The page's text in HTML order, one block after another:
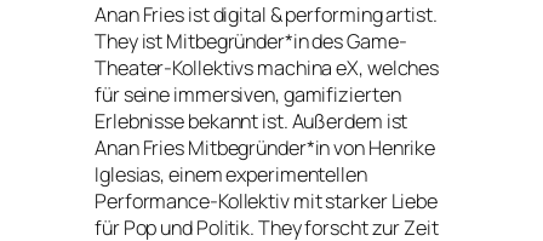
Anan Fries ist digital & performing artist.
They ist Mitbegründer*in des Game-
Theater-Kollektivs machina eX, welches
für seine immersiven, gamifizierten
Erlebnisse bekannt ist. Außerdem ist
Anan Fries Mitbegründer*in von Henrike
Iglesias, einem experimentellen
Performance-Kollektiv mit starker Liebe
für Pop und Politik. They forscht zur Zeit